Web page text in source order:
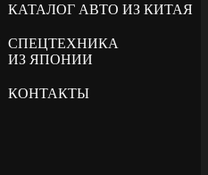
КАТАЛОГ АВТО ИЗ КИТАЯ
СПЕЦТЕХНИКА
ИЗ ЯПОНИИ
КОНТАКТЫ